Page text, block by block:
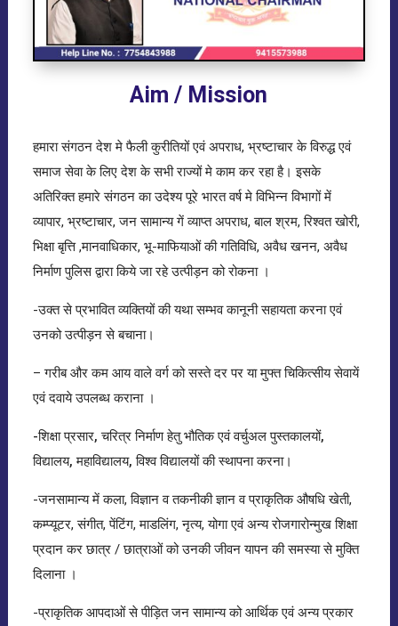
Aim / Mission
हमारा संगठन देश मे फैली कुरीतियों एवं अपराध, भ्रष्टाचार के विरुद्ध एवं
समाज सेवा के लिए देश के सभी राज्यों मे काम कर रहा है। इसके
अतिरिक्त हमारे संगठन का उदेश्य पूरे भारत वर्ष मे विभिन्न विभागों में
व्यापार, भ्रष्टाचार, जन सामान्य गें व्याप्त अपराध, बाल श्रम, रिश्वत खोरी,
भिक्षा बृत्ति ,मानवाधिकार, भू-माफियाओं की गतिविधि, अवैध खनन, अवैध
निर्माण पुलिस द्वारा किये जा रहे उत्पीड़न को रोकना ।
-उक्त से प्रभावित व्यक्तियों की यथा सम्भव कानूनी सहायता करना एवं
उनको उत्पीड़न से बचाना।
– गरीब और कम आय वाले वर्ग को सस्ते दर पर या मुफ्त चिकित्सीय सेवायें
एवं दवाये उपलब्ध कराना ।
-शिक्षा प्रसार, चरित्र निर्माण हेतु भौतिक एवं वर्चुअल पुस्तकालयों,
विद्यालय, महाविद्यालय, विश्व विद्यालयों की स्थापना करना।
-जनसामान्य में कला, विज्ञान व तकनीकी ज्ञान व प्राकृतिक औषधि खेती,
कम्प्यूटर, संगीत, पेंटिंग, माडलिंग, नृत्य, योगा एवं अन्य रोजगारोन्मुख शिक्षा
प्रदान कर छात्र / छात्राओं को उनकी जीवन यापन की समस्या से मुक्ति
दिलाना ।
-प्राकृतिक आपदाओं से पीड़ित जन सामान्य को आर्थिक एवं अन्य प्रकार